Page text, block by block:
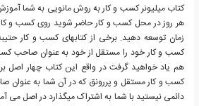
کتاب میلیونر کسب و کار به روش مانویی به شما
هر روز در محل کسب و کار حاضر شوید روی کسب و
زمان توسعه دهید. برخی از کتابهای کسب و کار
کسب و کار خود را مستقل از خود به عنوان صاحب
هم یاد خواهید گرفت در واقع این کتاب چهار اصل
کسب و کار مستقل و پررونق که در آن شما به عنوان
دائمی نیستید با شما به اشتراک میگذارد در اصل می